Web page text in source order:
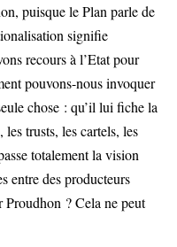
puisque le Plan parle de
signifie
recours à l’Etat pour
pouvons-nous invoquer
chose : qu’il lui fiche la
trusts, les cartels, les
totalement la vision
entre des producteurs
? Cela ne peut